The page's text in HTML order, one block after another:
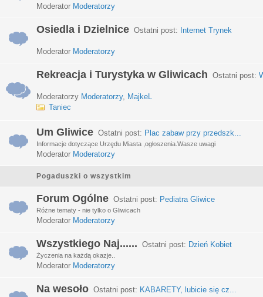
Moderator Moderatorzy
Osiedla i Dzielnice Ostatni post: Internet Trynek
Moderator Moderatorzy
Rekreacja i Turystyka w Gliwicach Ostatni post:
Moderatorzy Moderatorzy, MajkeL
Taniec
Um Gliwice Ostatni post: Plac zabaw przy przedszk...
Informacje dotyczące Urzędu Miasta ,ogłoszenia.Wasze uwagi
Moderator Moderatorzy
Pogaduszki o wszystkim
Forum Ogólne Ostatni post: Pediatra Gliwice
Różne tematy - nie tylko o Gliwicach
Moderator Moderatorzy
Wszystkiego Naj...... Ostatni post: Dzień Kobiet
Życzenia na każdą okazje..
Moderator Moderatorzy
Na wesoło Ostatni post: KABARETY, lubicie się cz...